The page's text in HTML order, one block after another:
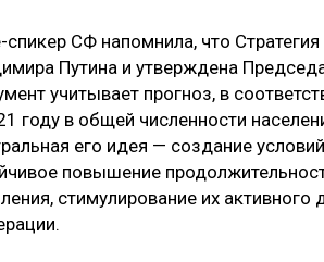
спикер СФ напомнила, что
Путина и утверждена
учитывает прогноз, в
году в общей численности
его идея — создание
повышение
стимулирование их